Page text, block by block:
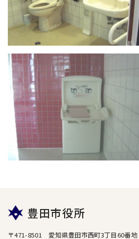
豊田市役所
〒471-8501 愛知県豊田市西町3丁目60番地